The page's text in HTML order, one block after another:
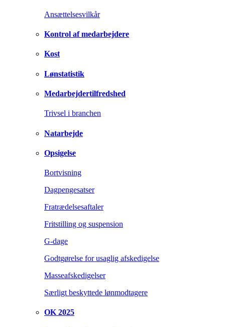
Ansættelsesvilkår
Kontrol af medarbejdere
Kost
Lønstatistik
Medarbejdertilfredshed
Trivsel i branchen
Natarbejde
Opsigelse
Bortvisning
Dagpengesatser
Fratrædelsesaftaler
Fritstilling og suspension
G-dage
Godtgørelse for usaglig afskedigelse
Masseafskedigelser
Særligt beskyttede lønmodtagere
OK 2025